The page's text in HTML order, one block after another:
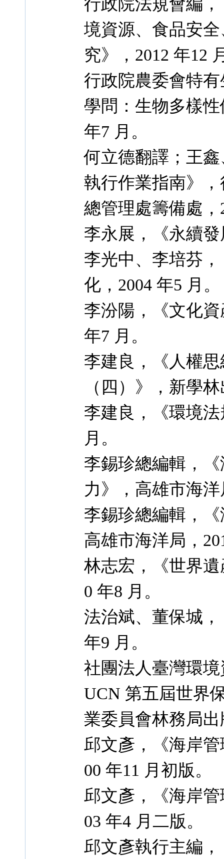
行政院法規會編
境資源、食品安
究》，2012 年12
行政院農委會特
學問：生物多樣
年7 月。
何立德翻譯；王
執行作業指南》
總管理處籌備處，
李永展，《永續
李光中、李培芬
化，2004 年5 月。
李汾陽，《文化
年7 月。
李建良，《人權
（四）》，新學
李建良，《環境
月。
李錫珍總編輯，
力》，高雄市海
李錫珍總編輯，
高雄市海洋局，
林志宏，《世界
0 年8 月。
法治斌、董保城
年9 月。
社團法人臺灣環
UCN 第五屆世界
業委員會林務局出
邱文彥，《海岸
00 年11 月初版。
邱文彥，《海岸
03 年4 月二版。
邱文彥執行主編